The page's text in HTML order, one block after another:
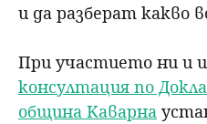
и да разберат какво
При участието ни и
консултация по
община Каварна